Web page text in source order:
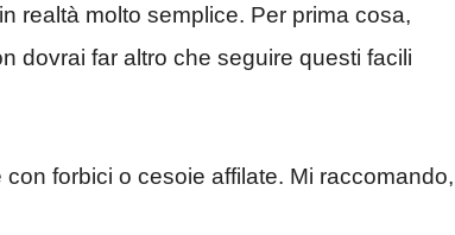
realtà molto semplice. Per prima cosa,
dovrai far altro che seguire questi facili
forbici o cesoie affilate. Mi raccomando,